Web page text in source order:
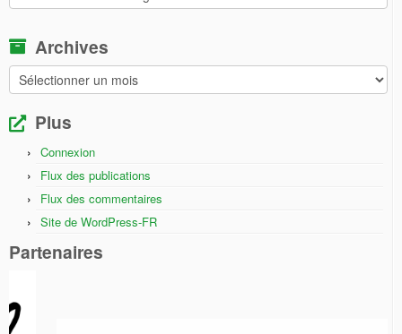
Archives
Archives
Plus
Connexion
Flux des publications
Flux des commentaires
Site de WordPress-FR
Partenaires